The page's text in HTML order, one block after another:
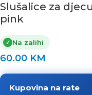
Slušalice za
pink
✓ Na zalihi
60.00 KM
Kupovina na rate